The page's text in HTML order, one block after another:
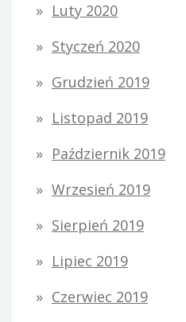
Luty 2020
Styczeń 2020
Grudzień 2019
Listopad 2019
Październik 2019
Wrzesień 2019
Sierpień 2019
Lipiec 2019
Czerwiec 2019